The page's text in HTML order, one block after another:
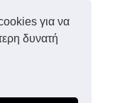
για να
δυνατή